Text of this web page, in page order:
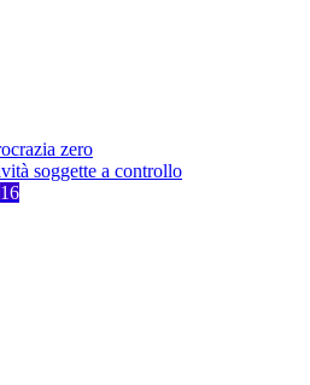
zero
soggette a controllo
16